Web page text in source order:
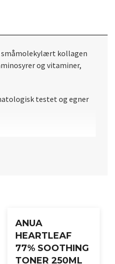
småmolekylært kollagen
og vitaminer,
testet og egner
ekstra fuktighet og glød.
ANUA
HEARTLEAF
77% SOOTHING
TONER 250ML